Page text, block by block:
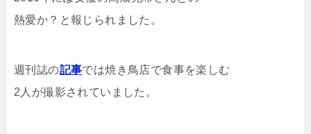
熱愛か？と報じられました。
週刊誌の記事では焼き鳥店で食事を楽しむ
2人が撮影されていました。